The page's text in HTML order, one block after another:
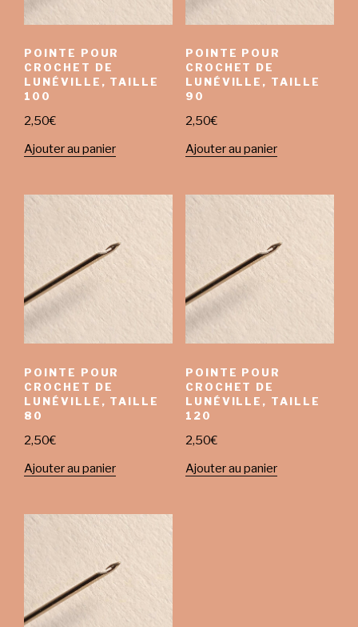
POINTE POUR
CROCHET DE
LUNÉVILLE, TAILLE
100
2,50€
Ajouter au panier
POINTE POUR
CROCHET DE
LUNÉVILLE, TAILLE
90
2,50€
Ajouter au panier
POINTE POUR
CROCHET DE
LUNÉVILLE, TAILLE
80
2,50€
Ajouter au panier
POINTE POUR
CROCHET DE
LUNÉVILLE, TAILLE
120
2,50€
Ajouter au panier